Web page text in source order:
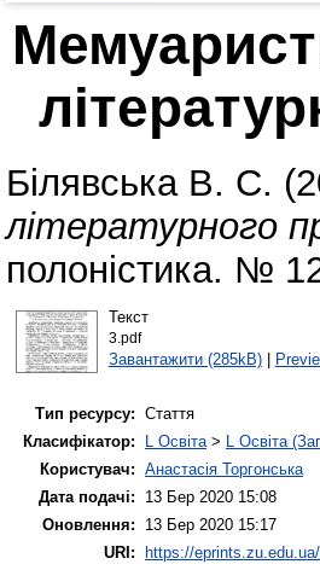
Білявська В. С.
літературного
полоністика. №
Текст
3.pdf
Завантажити (285kB)|
Тип ресурсу: Стаття
Класифікатор:
L Освіта> L Освіта
Користувач: Анастасія Торгонська
Дата подачі:
13 Бер 2020 15:08
Оновлення:
13 Бер 2020 15:17
URI:
https://